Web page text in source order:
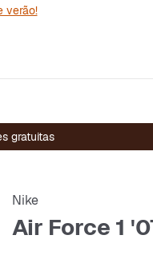
verão!
gratuitas
Nike
Air Force 1